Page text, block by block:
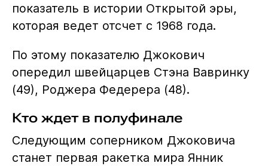
показатель в истории Открытой эры,
которая ведет отсчет с 1968 года.
По этому показателю Джокович
опередил швейцарцев Стэна Вавринку
(49), Роджера Федерера (48).
Кто ждет в полуфинале
Следующим соперником Джоковича
станет первая ракетка мира Янник